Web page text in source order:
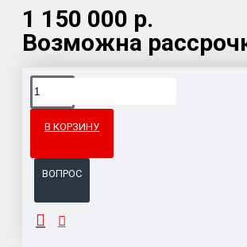
1 150 000 р.
Возможна
В КОРЗИНУ
ВОПРОС
Доставка товара по всему
ОТЗЫВЫ